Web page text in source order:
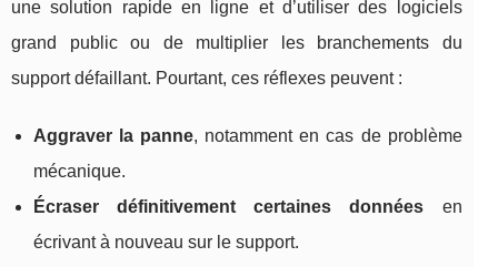
une solution rapide en ligne et d’utiliser des logiciels
grand public ou de multiplier les branchements du
support défaillant. Pourtant, ces réflexes peuvent :
Aggraver la panne, notamment en cas de problème
mécanique.
Écraser définitivement certaines données en
écrivant à nouveau sur le support.